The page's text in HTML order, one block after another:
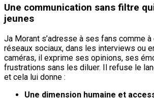
Une communication sans filtre
jeunes
Ja Morant s’adresse à ses fans comme
réseaux sociaux, dans les interviews ou
caméras, il exprime ses opinions, ses
frustrations sans les diluer. Il refuse le
et cela lui donne :
Une dimension humaine et